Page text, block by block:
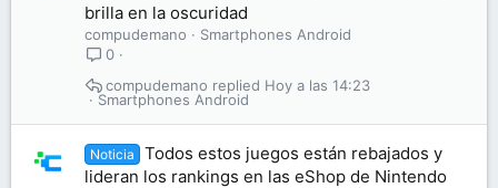
brilla en la oscuridad
compudemano
Smartphones Android
0
Smartphones Android
Hoy a las 14:23
compudemano
Noticia
Todos estos juegos están rebajados y
lideran los rankings en las eShop de Nintendo